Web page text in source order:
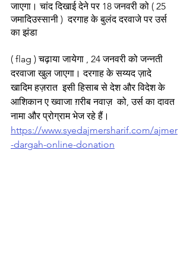
जाएगा। चांद दिखाई देने पर 18 जनवरी को ( 25
जमादिउस्सानी )  दरगाह के बुलंद दरवाजे पर उर्स
का झंडा
( flag ) चढ़ाया जायेगा , 24 जनवरी को जन्नती
दरवाजा खुल जाएगा। दरगाह के सय्यद ज़ादे
खादिम हज़रात  इसी हिसाब से देश और विदेश के
आशिकान ए ख्वाजा ग़रीब नवाज़  को, उर्स का दावत
नामा और प्रोग्राम भेज रहे हैं।
https://www.syedajmersharif.com/ajmer
-dargah-online-donation